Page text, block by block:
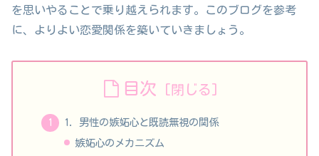
を思いやることで乗り越えられます。このブログを参考
に、よりよい恋愛関係を築いていきましょう。
目次
1. 男性の嫉妬心と既読無視の関係
嫉妬心のメカニズム